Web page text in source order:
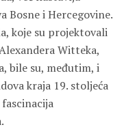
Bosne i Hercegovine.
koje su projektovali
Witteka,
bile su, međutim, i
kraja 19. stoljeća